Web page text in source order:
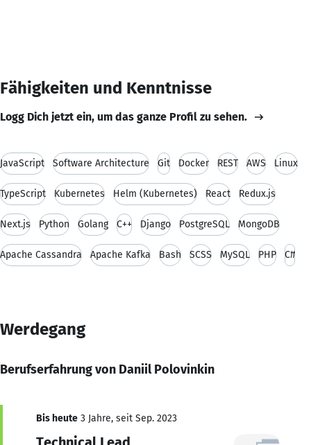
Fähigkeiten und Kenntnisse
Logg Dich jetzt ein, um das ganze Profil zu sehen.
JavaScript Software Architecture Git Docker REST AWS Linux
TypeScript Kubernetes Helm (Kubernetes) React Redux.js
Next.js Python Golang C++ Django PostgreSQL MongoDB
Apache Cassandra Apache Kafka Bash SCSS MySQL PHP C#
Werdegang
Berufserfahrung von Daniil Polovinkin
Bis heute 3 Jahre, seit Sep. 2023